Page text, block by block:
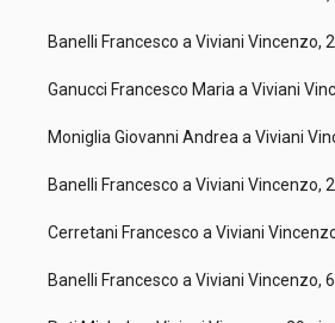
Banelli Francesco a Viviani Vincenzo,
Ganucci Francesco Maria a Viviani
Moniglia Giovanni Andrea a Viviani
Banelli Francesco a Viviani Vincenzo,
Cerretani Francesco a Viviani
Banelli Francesco a Viviani Vincenzo,